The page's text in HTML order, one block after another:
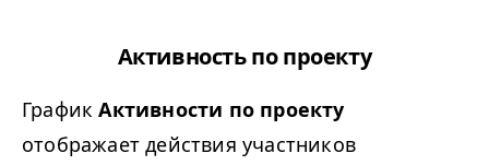
Активность по проекту
ГрафикАктивности по проекту
отображает действия участников